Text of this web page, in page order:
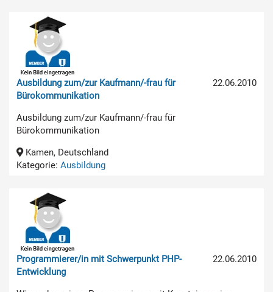
22.06.2010
Ausbildung zum/zur Kaufmann/-frau für
Bürokommunikation
Ausbildung zum/zur Kaufmann/-frau für
Bürokommunikation
Kamen, Deutschland
Kategorie: Ausbildung
22.06.2010
Programmierer/in mit Schwerpunkt PHP-
Entwicklung